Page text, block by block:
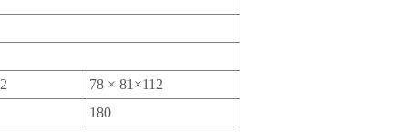
78 × 81×112
180